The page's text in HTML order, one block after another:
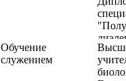
Обучение
служением